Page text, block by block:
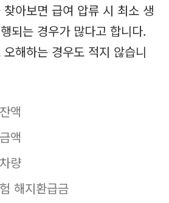
아보면 급여 압류 시 최소 생
되는 경우가 많다고 합니다.
해하는 경우도 적지 않습니
액
액
량
해지환급금